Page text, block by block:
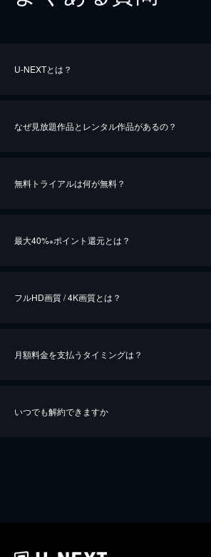
U-NEXTとは？
なぜ見放題作品とレンタル作品があるの？
無料トライアルは何が無料？
最大40%※ポイント還元とは？
※40％ポイント還元の対象は、クレジットカード決済による
iOSアプリのUコイン決済による作品の購入 / レンタルは
フルHD画質 / 4K画質とは？
月額料金を支払うタイミングは？
いつでも解約できますか